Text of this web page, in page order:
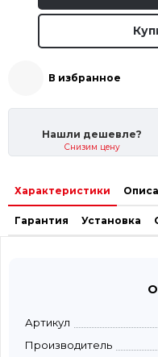
В избранное
Нашли дешевле?
Снизим цену
Характеристики
Гарантия Установка
Артикул
Производитель